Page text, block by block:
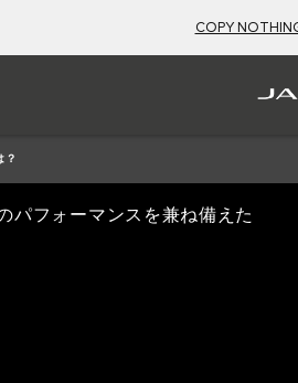
COPY
？ ）車とは？
パフォーマンスを兼ね備えた